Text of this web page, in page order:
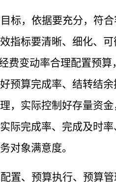
标，依据要充分，符
指标要清晰、细化、
费变动率合理配置预
预算完成率、结转结
，实际控制好存量资
际完成率、完成及时
对象满意度。
置、预算执行、预算